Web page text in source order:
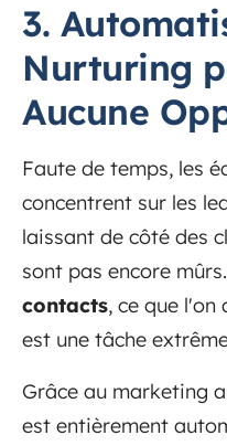
3.
Nurturing
Aucune
Faute de temps, les
concentrent sur les
laissant de côté des
sont pas encore mûrs.
contacts, ce que l'on
est une tâche
Grâce au marketing
est entièrement